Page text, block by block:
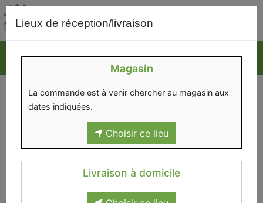
Lieux de réception/livraison
Magasin
La commande est à venir chercher au magasin aux
dates indiquées.
Choisir ce lieu
Livraison à domicile